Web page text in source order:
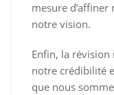
mesure
notre vision.
Enfin, la
notre crédibilité
que nous